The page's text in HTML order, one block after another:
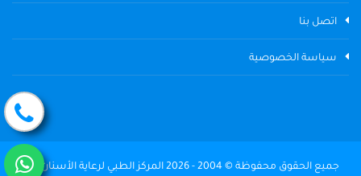
اتصل بنا
سياسة الخصوصية
جميع الحقوق محفوظة © 2004 - 2026 المركز الطبي لرعاية الأسنان The